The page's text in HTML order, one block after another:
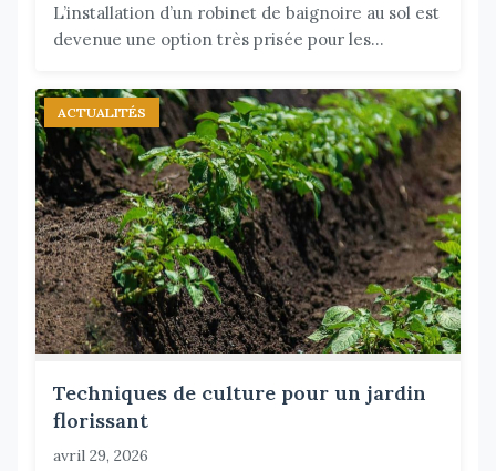
L’installation d’un robinet de baignoire au sol est
devenue une option très prisée pour les...
ACTUALITÉS
Techniques de culture pour un jardin
florissant
avril 29, 2026